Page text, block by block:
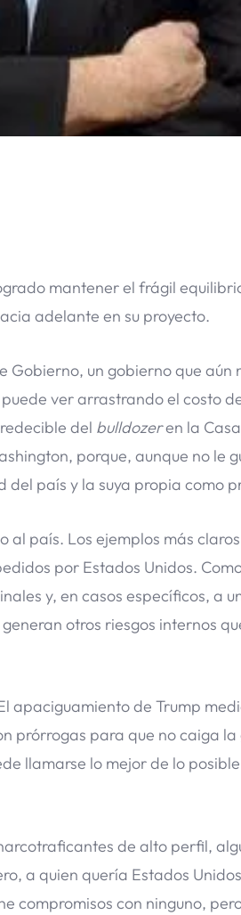
mantener el frágil
adelante en su proyecto.
Gobierno, un gobierno que aún
ver arrastrando el costo
del bulldozeren la
porque, aunque no le
país y la suya propia como
país. Los ejemplos más
por Estados Unidos.
y, en casos específicos, a
otros riesgos internos
apaciguamiento de Trump
prórrogas para que no caiga
llamarse lo mejor de lo
de alto perfil,
a quien quería Estados
compromisos con ninguno,